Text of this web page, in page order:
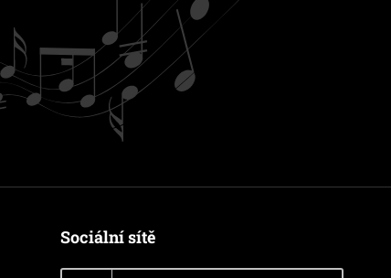
Sociální sítě